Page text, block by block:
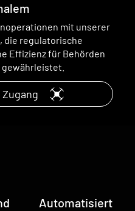
mit unserer
die regulatorische
Effizienz für Behörden
Automatisiert